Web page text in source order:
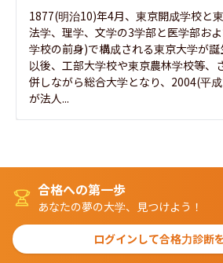
1877(明治10)年4月、東京開成学校と
法学、理学、文学の3学部と医学部お
学校の前身)で構成される東京大学が誕
以後、工部大学校や東京農林学校等、
併しながら総合大学となり、2004(平
が法人...
合格への第一歩
あなたの夢の大学、見つけよう！
ログインして合格力診断